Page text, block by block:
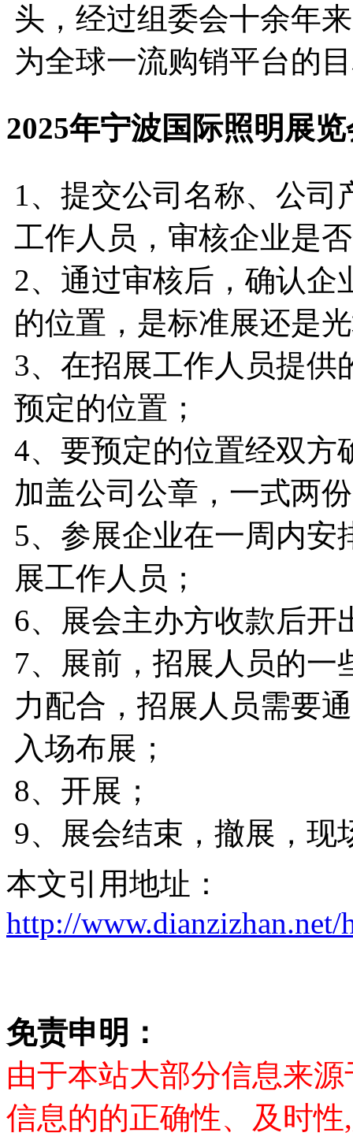
头，经过组委会十余年
为全球一流购销平台的
2025年宁波国际照明展
1、提交公司名称、公
工作人员，审核企业是
2、通过审核后，确认企
的位置，是标准展还是
3、在招展工作人员提供
预定的位置；
4、要预定的位置经双方
加盖公司公章，一式两
5、参展企业在一周内安
展工作人员；
6、展会主办方收款后开
7、展前，招展人员的一
力配合，招展人员需要
入场布展；
8、开展；
9、展会结束，撤展，现
本文引用地址：
http://
免责申明：
由于本站大部分信息来
信息的的正确性、及时